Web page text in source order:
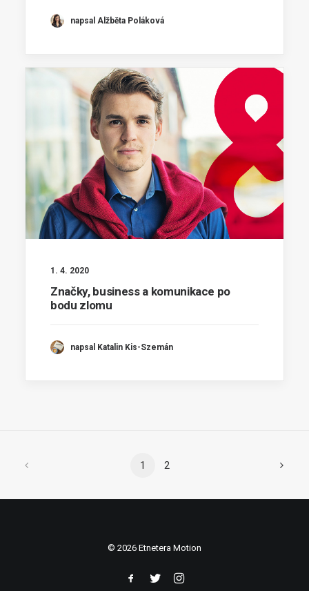
napsal Alžběta Poláková
1. 4. 2020
Značky, business a komunikace po
bodu zlomu
napsal Katalin Kis-Szemán
1 2
© 2026 Etnetera Motion